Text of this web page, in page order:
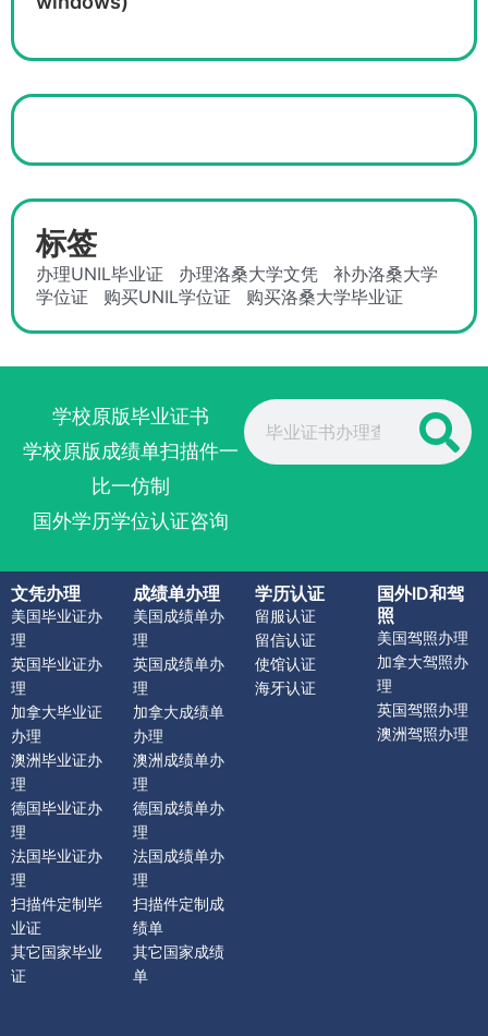
标签
办理UNIL毕业证 办理洛桑大学文凭
补办洛桑大学
学位证
购买UNIL学位证 购买洛桑大学毕业证
学校原版毕业证书
学校原版成绩单扫描件一
比一仿制
国外学历学位认证咨询
Search
文凭办理
美国毕业证办
理
英国毕业证办
理
加拿大毕业证
办理
澳洲毕业证办
理
德国毕业证办
理
法国毕业证办
理
扫描件定制毕
业证
其它国家毕业
证
成绩单办理
美国成绩单办
理
英国成绩单办
理
加拿大成绩单
办理
澳洲成绩单办
理
德国成绩单办
理
法国成绩单办
理
扫描件定制成
绩单
其它国家成绩
单
学历认证
留服认证
留信认证
使馆认证
海牙认证
国外ID和驾
照
美国驾照办理
加拿大驾照办
理
英国驾照办理
澳洲驾照办理